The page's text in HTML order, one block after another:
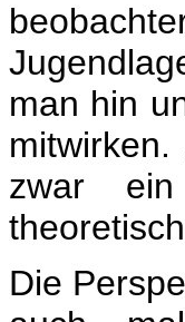
man hin
zwar
Die